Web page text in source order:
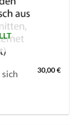
30,00€